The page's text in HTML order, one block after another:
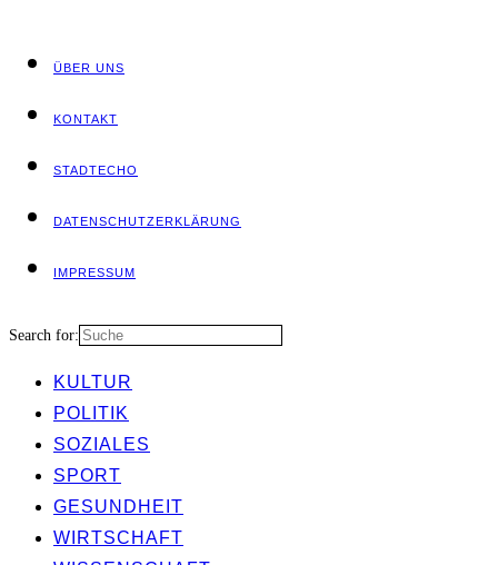
ÜBER UNS
KON­TAKT
STADT­ECHO
DATEN­SCHUTZ­ER­KLÄ­RUNG
IMPRES­SUM
Search for:
KUL­TUR
POLI­TIK
SOZIA­LES
SPORT
GESUND­HEIT
WIRT­SCHAFT